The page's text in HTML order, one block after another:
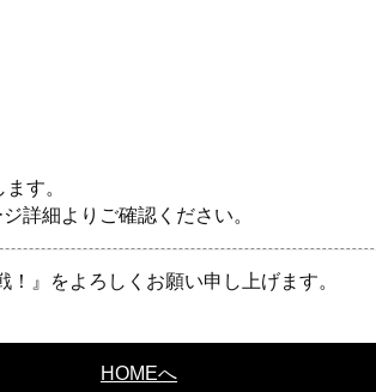
す。
詳細よりご確認ください。
』をよろしくお願い申し上げます。
HOMEへ